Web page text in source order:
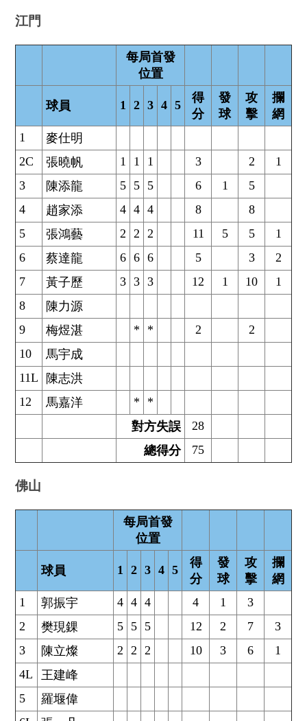
江門
每局首發
位置
球員 1 2 3 4 5
得
分
發
球
攻
擊
攔
網
1
麥仕明
2C
張曉帆 1 1 1 3 2
1
3
陳添龍 5 5 5 6 1
5
4
趙家添 4 4 4 8
8
5
張鴻藝 2 2 2 11 5 5
1
6
蔡達龍 6 6 6 5 3
2
7
黃子歷 3 3 3 12 1 10
1
8
陳力源
9
梅煜湛 * * 2
2
10
馬宇成
11L
陳志洪
12
馬嘉洋 *
*
對方失誤
28
總得分
75
佛山
每局首發
位置
球員 1 2 3 4 5
得
分
發
球
攻
擊
攔
網
1
郭振宇 4 4 4 4 1
3
2
樊現錁 5 5 5 12 2 7
3
3
陳立燦 2 2 2 10 3 6
1
4L
王建峰
5
羅堰偉